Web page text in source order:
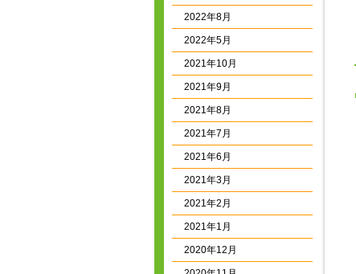
2022年8月
2022年5月
2021年10月
2021年9月
2021年8月
2021年7月
2021年6月
2021年3月
2021年2月
2021年1月
2020年12月